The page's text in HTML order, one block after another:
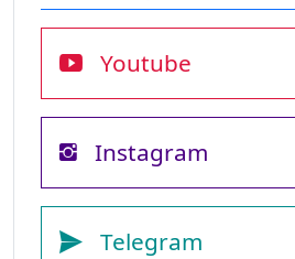
Youtube
Instagram
Telegram